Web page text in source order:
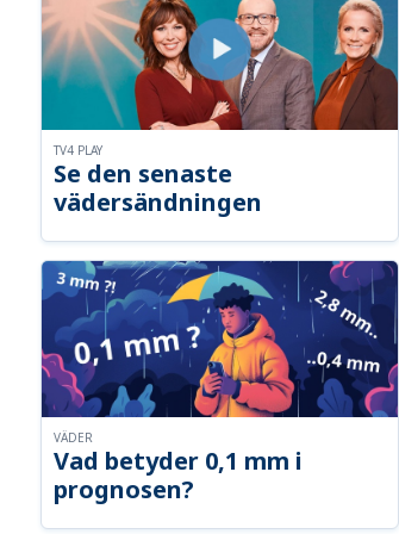
Se den senaste
vädersändningen
TV4 PLAY
Vad betyder 0,1 mm i
prognosen?
VÄDER